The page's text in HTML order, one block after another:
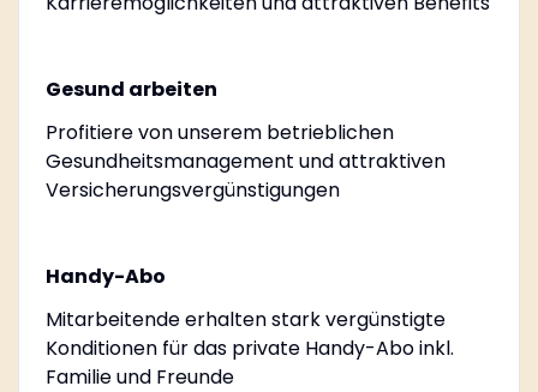
Gesund arbeiten
Profitiere von unserem betrieblichen
Gesundheitsmanagement und attraktiven
Versicherungsvergünstigungen
Handy-Abo
Mitarbeitende erhalten stark vergünstigte
Konditionen für das private Handy-Abo inkl.
Familie und Freunde